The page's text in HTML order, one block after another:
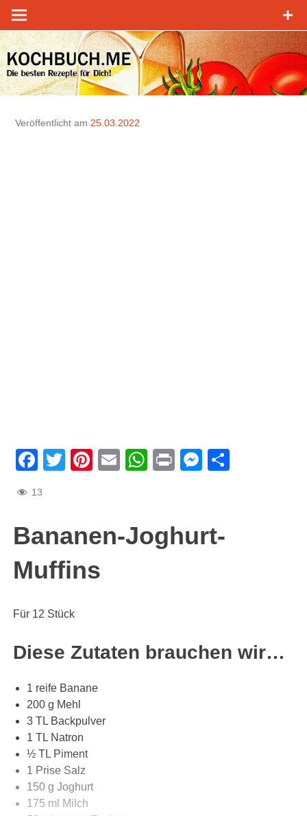
Zum
Inhalt
springen
Veröffentlicht am 25.03.2022
Facebook
TwitterPinterest
EmailWhatsApp
Print
13
Bananen-Joghurt-
Muffins
Für 12 Stück
Diese Zutaten brauchen wir…
1 reife Banane
200 g Mehl
3 TL Backpulver
1 TL Natron
½ TL Piment
1 Prise Salz
150 g Joghurt
175 ml Milch